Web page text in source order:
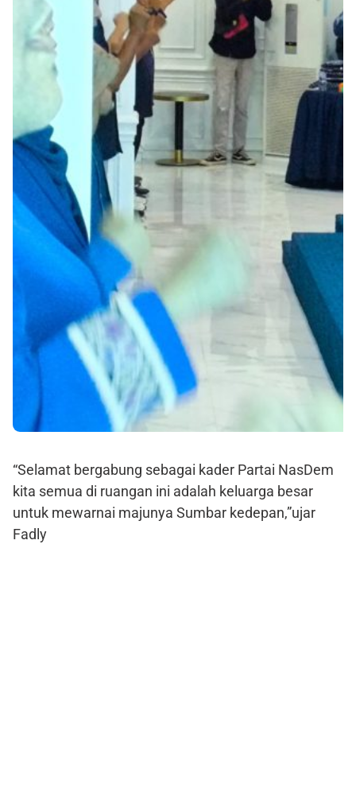
“Selamat bergabung sebagai kader Partai NasDem
kita semua di ruangan ini adalah keluarga besar
untuk mewarnai majunya Sumbar kedepan,”ujar
Fadly